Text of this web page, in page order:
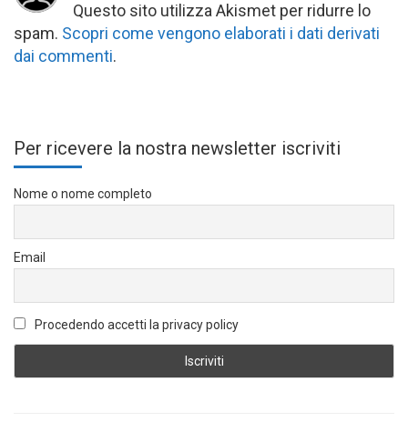
Questo sito utilizza Akismet per ridurre lo
spam. Scopri come vengono elaborati i dati derivati
dai commenti.
Per ricevere la nostra newsletter iscriviti
Nome o nome completo
Email
Procedendo accetti la privacy policy